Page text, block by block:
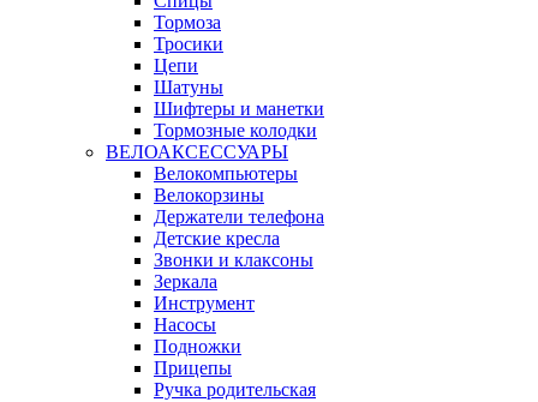
Тормоза
Тросики
Цепи
Шатуны
Шифтеры и манетки
Тормозные колодки
ВЕЛОАКСЕССУАРЫ
Велокомпьютеры
Велокорзины
Держатели телефона
Детские кресла
Звонки и клаксоны
Зеркала
Инструмент
Насосы
Подножки
Прицепы
Ручка родительская